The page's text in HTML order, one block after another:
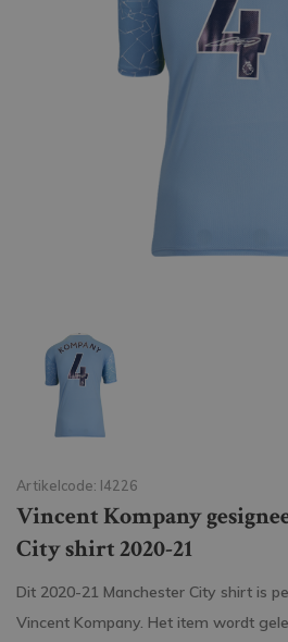
Artikelcode: I4226
Vincent Kompany
City shirt 2020-21
Dit 2020-21 Manchester City shirt is
Vincent Kompany. Het item wordt